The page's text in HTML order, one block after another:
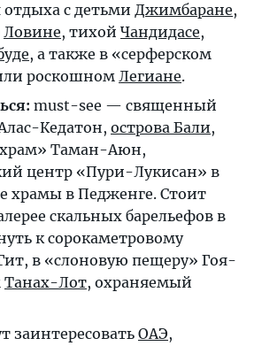
с детьми Джимбаране,
Ловине, тихой Чандидасе,
, а также в «серферском
роскошном Легиане.
must-see — священный
Кедатон, острова Бали,
храм» Taман-Аюн,
центр «Пури-Лукисан» в
храмы в Педженге. Стоит
скальных барельефов в
к сорокаметровому
в «слоновую пещеру» Гоя-
Танах-Лот, охраняемый
заинтересовать ОАЭ,